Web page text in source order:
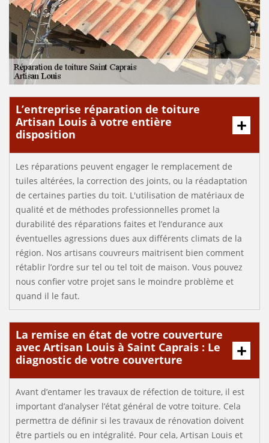
L’entreprise réparation de toiture
Artisan Louis à votre entière
disposition
Les réparations peuvent engager le remplacement de
tuiles altérées, la correction des joints, ou la réadaptation
de certaines parties du toit. L'utilisation de matériaux de
qualité et de méthodes professionnelles promet la
durabilité des réparations faites et l’endurance aux
éventuelles agressions dues aux différents climats de la
région. Nos artisans couvreurs maitrisent bien comment
rétablir l’ordre sur tel ou tel toit de maison. Vous pouvez
nous confier votre projet sans le moindre problème et
quand il le faut.
La remise en état de votre couverture
avec Artisan Louis à Saint Caprais : Le
diagnostic de votre couverture
Avant d’entamer les travaux de réfection de toiture, il est
important d’analyser l’état général de votre toiture. Cela
permettra de définir si les travaux de rénovation doivent
être partiels ou en intégralité. Pour cela, Artisan Louis et